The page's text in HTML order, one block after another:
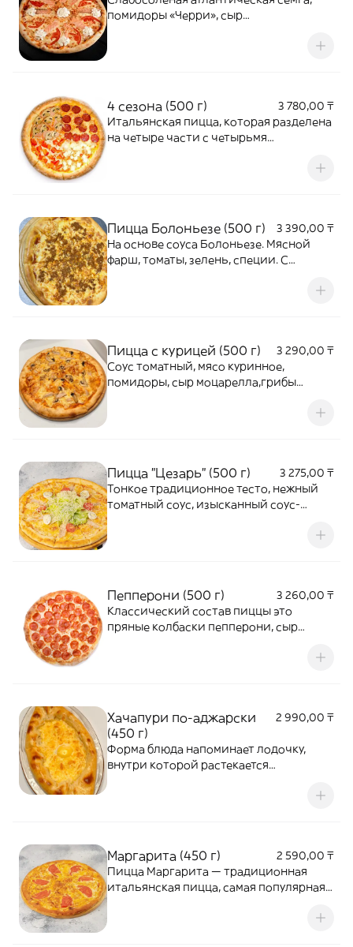
помидоры «Черри», сыр
4 сезона (500 г)
3 780,00 ₸
Итальянская пицца, которая разделена
на четыре части с четырьмя
Пепперони, Курица, Грибы и помидры,
Пицца Болоньезе (500 г)
3 390,00 ₸
На основе соуса Болоньезе. Мясной
фарш, томаты, зелень, специи. С
Пицца с курицей (500 г)
3 290,00 ₸
Соус томатный, мясо куринное,
помидоры, сыр моцарелла,грибы
Пицца "Цезарь" (500 г)
3 275,00 ₸
Тонкое традиционное тесто, нежный
томатный соус, изысканный соус-
пармезан.
Пепперони (500 г)
3 260,00 ₸
Классический состав пиццы это
пряные колбаски пепперони, сыр
Хачапури по-аджарски
(450 г)
2 990,00 ₸
Форма блюда напоминает лодочку,
внутри которой растекается
Маргарита (450 г)
2 590,00 ₸
Пицца Маргарита — традиционная
итальянская пицца, самая популярная в
моцарелла, спелые помидоры и листья